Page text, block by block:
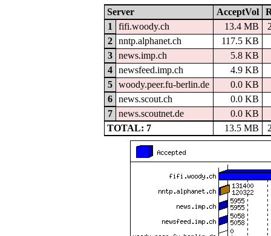
Server AcceptVol
1
fifi.woody.ch 13.4 MB
2
nntp.alphanet.ch
117.5 KB
3
news.imp.ch
5.8 KB
4
newsfeed.imp.ch
4.9 KB
5
woody.peer.fu-berlin.de
0.0 KB
6
news.scout.ch
0.0 KB
7
news.scoutnet.de
0.0 KB
TOTAL: 7
13.5 MB